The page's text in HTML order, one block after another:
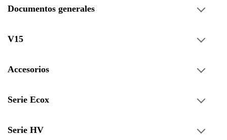
Documentos generales
V15
Accesorios
Serie Ecox
Serie HV